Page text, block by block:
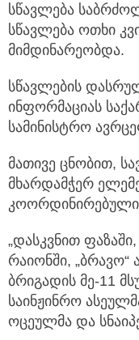
სწავლება
სწავლება ოთხი
მიმდინარეობდა.
სწავლების
ინფორმაციას
სამინისტრო
მათივე ცნობით,
მხარდამჭერ
კოორდინირებული
„დასკვნით
რაიონში, „ბრავო“
ბრიგადის მე-11
საინჟინრო
ოცეულმა და